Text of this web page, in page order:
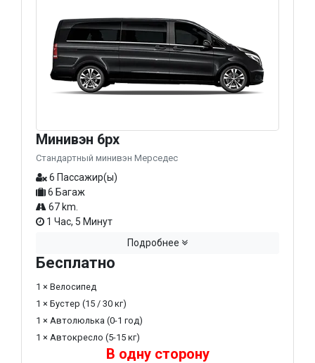
Минивэн 6px
Стандартный минивэн Мерседес
6 Пассажир(ы)
6 Багаж
67 km.
1 Час, 5 Минут
Подробнее
Бесплатно
1 × Велосипед
1 × Бустер (15 / 30 кг)
1 × Автолюлька (0-1 год)
1 × Автокресло (5-15 кг)
В одну сторону